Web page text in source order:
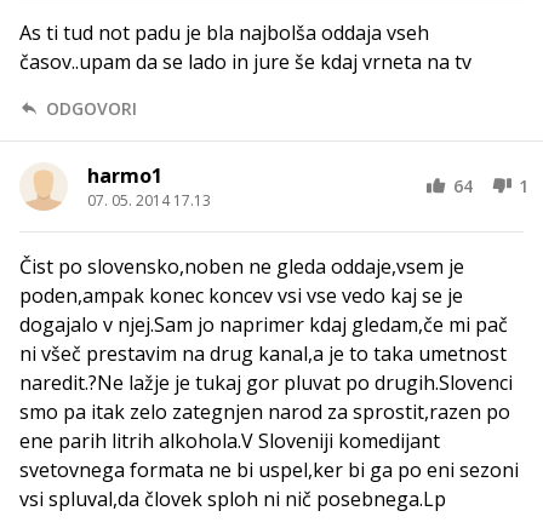
As ti tud not padu je bla najbolša oddaja vseh
časov..upam da se lado in jure še kdaj vrneta na tv
ODGOVORI
harmo1
07. 05. 2014 17.13
64 1
Čist po slovensko,noben ne gleda oddaje,vsem je
poden,ampak konec koncev vsi vse vedo kaj se je
dogajalo v njej.Sam jo naprimer kdaj gledam,če mi pač
ni všeč prestavim na drug kanal,a je to taka umetnost
naredit.?Ne lažje je tukaj gor pluvat po drugih.Slovenci
smo pa itak zelo zategnjen narod za sprostit,razen po
ene parih litrih alkohola.V Sloveniji komedijant
svetovnega formata ne bi uspel,ker bi ga po eni sezoni
vsi spluval,da človek sploh ni nič posebnega.Lp